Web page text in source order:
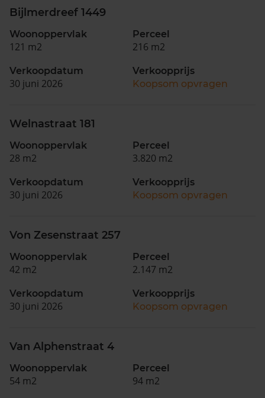
Bijlmerdreef 1449
Woonoppervlak
121 m2
Perceel
216 m2
Verkoopdatum
30 juni 2026
Verkoopprijs
Koopsom opvragen
Welnastraat 181
Woonoppervlak
28 m2
Perceel
3.820 m2
Verkoopdatum
30 juni 2026
Verkoopprijs
Koopsom opvragen
Von Zesenstraat 257
Woonoppervlak
42 m2
Perceel
2.147 m2
Verkoopdatum
30 juni 2026
Verkoopprijs
Koopsom opvragen
Van Alphenstraat 4
Woonoppervlak
54 m2
Perceel
94 m2